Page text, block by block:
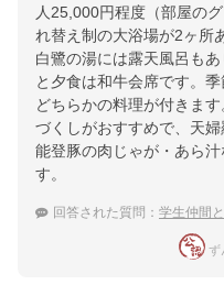
人25,000円程度（部屋の
れ替え制の大浴場が2ヶ所
白鷺の湯には露天風呂も
と夕食は和牛会席です。
どちらかの料理が付きま
づくしがおすすめで、天
能登豚の肉じゃが・あら
す。
回答された質問： 学生仲間と山
ず